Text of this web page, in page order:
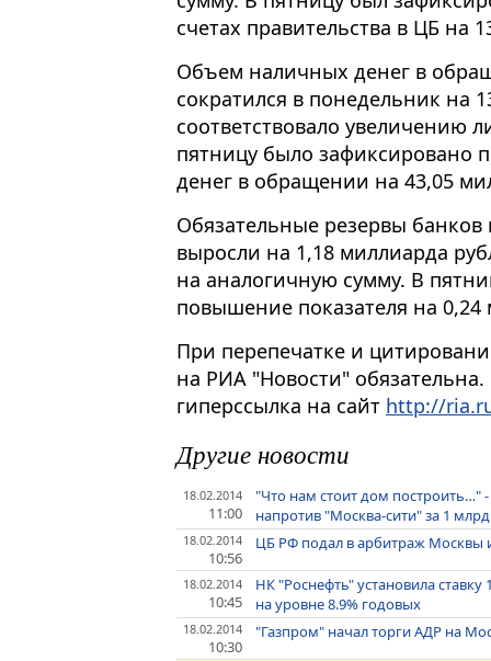
счетах правительства в ЦБ на
Объем наличных денег в
сократился в понедельник на
соответствовало увеличению
пятницу было
денег в обращении на 43,05
Обязательные резервы
выросли на 1,18 миллиарда
на аналогичную сумму. В
повышение показателя на 0,24
При перепечатке и
на РИА "Новости"
гиперссылка на сайт http://
Другие новости
18.02.2014
11:00
"Что нам стоит дом построить…"
напротив "Москва-сити" за 1
18.02.2014
10:56
ЦБ РФ подал в арбитраж Москвы
18.02.2014
10:45
НК "Роснефть" установила
на уровне 8.9% годовых
18.02.2014
10:30
"Газпром" начал торги АДР на